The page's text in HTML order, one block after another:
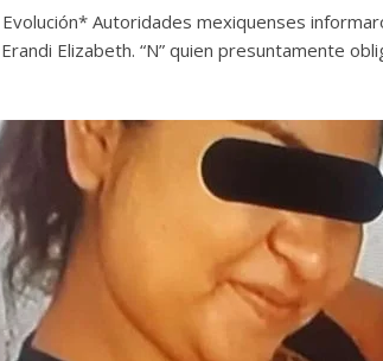
Autoridades mexiquenses
Elizabeth. “N” quien presuntamente